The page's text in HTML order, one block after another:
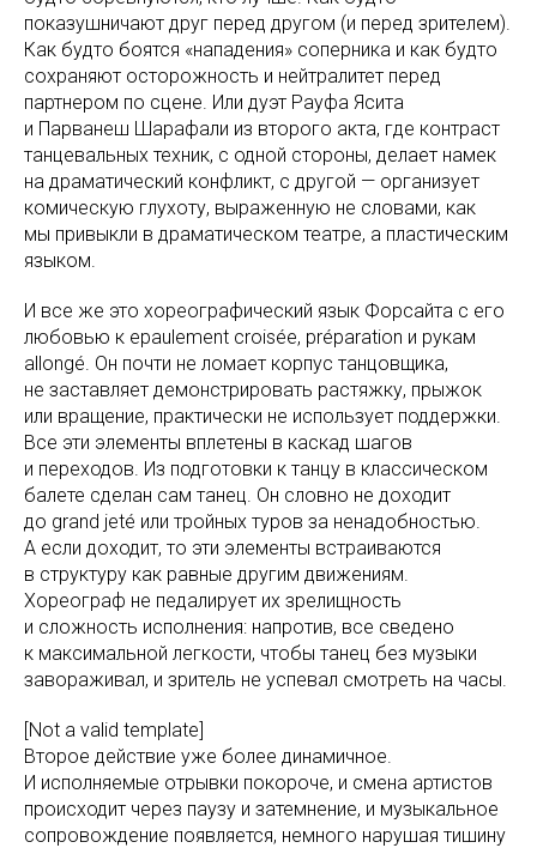
показушничают друг перед другом (и перед зрителем).
Как будто боятся «нападения» соперника и как будто
сохраняют осторожность и нейтралитет перед
партнером по сцене. Или дуэт Рауфа Ясита
и Парванеш Шарафали из второго акта, где контраст
танцевальных техник, с одной стороны, делает намек
на драматический конфликт, с другой — организует
комическую глухоту, выраженную не словами, как
мы привыкли в драматическом театре, а пластическим
языком.
И все же это хореографический язык Форсайта с его
любовью к epaulement croisée, préparation и рукам
allongé. Он почти не ломает корпус танцовщика,
не заставляет демонстрировать растяжку, прыжок
или вращение, практически не использует поддержки.
Все эти элементы вплетены в каскад шагов
и переходов. Из подготовки к танцу в классическом
балете сделан сам танец. Он словно не доходит
до grand jeté или тройных туров за ненадобностью.
А если доходит, то эти элементы встраиваются
в структуру как равные другим движениям.
Хореограф не педалирует их зрелищность
и сложность исполнения: напротив, все сведено
к максимальной легкости, чтобы танец без музыки
завораживал, и зритель не успевал смотреть на часы.
[Not a valid template]
Второе действие уже более динамичное.
И исполняемые отрывки покороче, и смена артистов
происходит через паузу и затемнение, и музыкальное
сопровождение появляется, немного нарушая тишину